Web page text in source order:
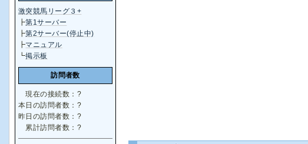
激突競馬リーグ３+
┣第1サーバー
┣第2サーバー(停止中)
┣マニュアル
┗掲示板
訪問者数
現在の接続数： ?
本日の訪問者数： ?
昨日の訪問者数： ?
累計訪問者数： ?